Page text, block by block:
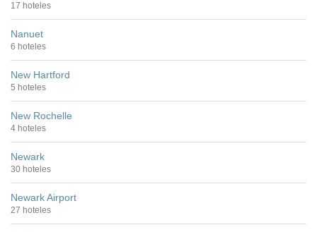
17 hoteles
Nanuet
6 hoteles
New Hartford
5 hoteles
New Rochelle
4 hoteles
Newark
30 hoteles
Newark Airport
27 hoteles